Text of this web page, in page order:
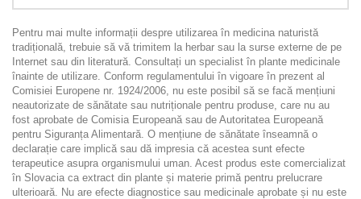
Pentru mai multe informații despre utilizarea în medicina naturistă
tradițională, trebuie să vă trimitem la herbar sau la surse externe de pe
Internet sau din literatură. Consultați un specialist în plante medicinale
înainte de utilizare. Conform regulamentului în vigoare în prezent al
Comisiei Europene nr. 1924/2006, nu este posibil să se facă mențiuni
neautorizate de sănătate sau nutriționale pentru produse, care nu au
fost aprobate de Comisia Europeană sau de Autoritatea Europeană
pentru Siguranța Alimentară. O mențiune de sănătate înseamnă o
declarație care implică sau dă impresia că acestea sunt efecte
terapeutice asupra organismului uman. Acest produs este comercializat
în Slovacia ca extract din plante și materie primă pentru prelucrare
ulterioară. Nu are efecte diagnostice sau medicinale aprobate și nu este